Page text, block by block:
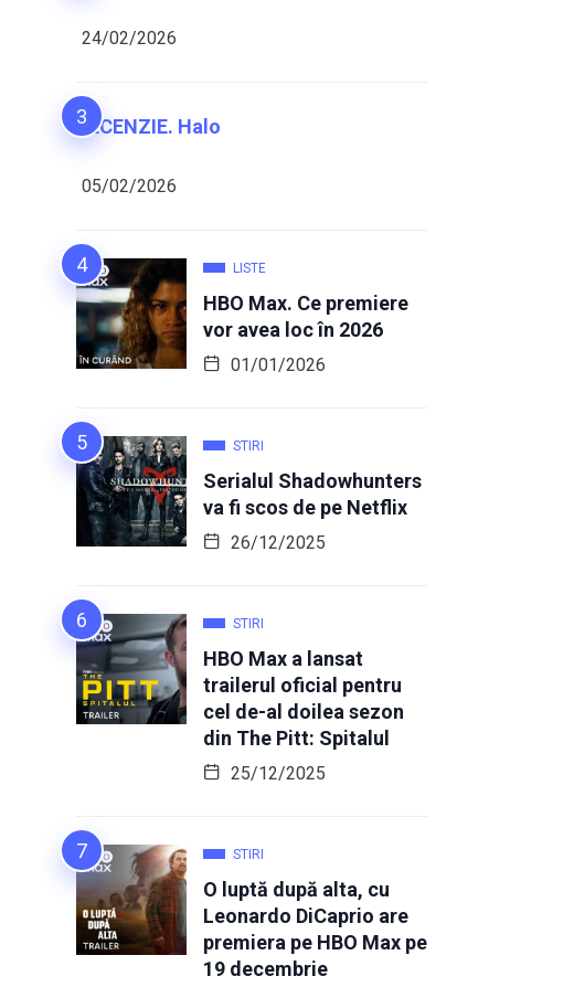
24/02/2026
RECENZIE. Halo
05/02/2026
LISTE
HBO Max. Ce premiere
vor avea loc în 2026
01/01/2026
STIRI
Serialul Shadowhunters
va fi scos de pe Netflix
26/12/2025
STIRI
HBO Max a lansat
trailerul oficial pentru
cel de-al doilea sezon
din The Pitt: Spitalul
25/12/2025
STIRI
O luptă după alta, cu
Leonardo DiCaprio are
premiera pe HBO Max pe
19 decembrie